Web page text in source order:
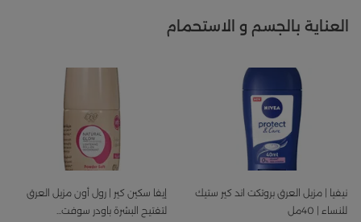
العناية بالجسم و الاستحمام
نيفيا | مزيل العرق بروتكت اند كير ستيك
للنساء | 40مل
إيفا سكين كير | رول أون مزيل العرق
لتفتيح البشرة باودر سوفت...